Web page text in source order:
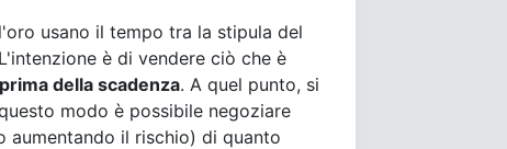
usano il tempo tra la stipula del
è di vendere ciò che è
prima della scadenza. A quel punto, si
modo è possibile negoziare
il rischio) di quanto